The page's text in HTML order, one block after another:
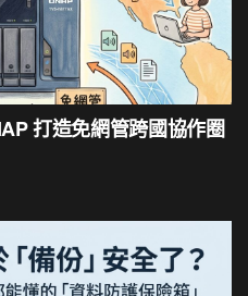
打造免網管跨國協作圈